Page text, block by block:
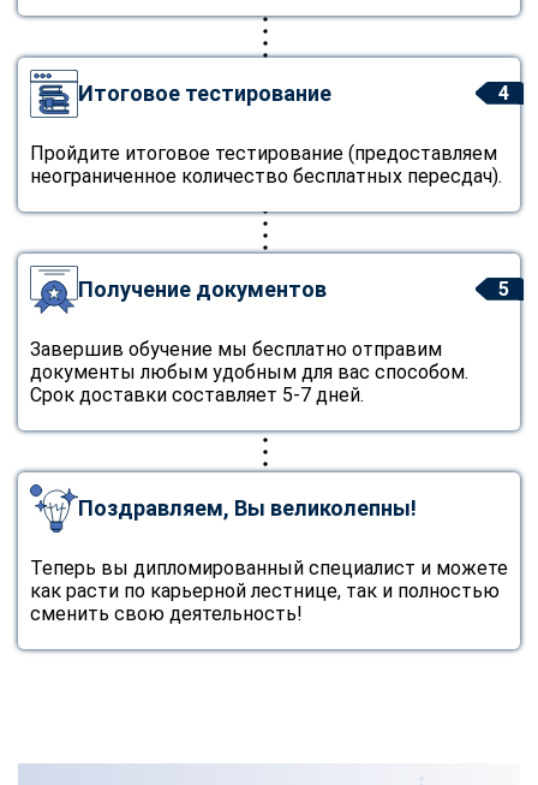
4
Итоговое тестирование
Пройдите итоговое тестирование (предоставляем
неограниченное количество бесплатных пересдач).
5
Получение документов
Завершив обучение мы бесплатно отправим
документы любым удобным для вас способом.
Срок доставки составляет 5-7 дней.
Поздравляем, Вы великолепны!
Теперь вы дипломированный специалист и можете
как расти по карьерной лестнице, так и полностью
сменить свою деятельность!